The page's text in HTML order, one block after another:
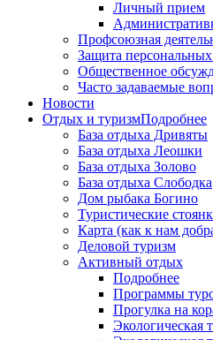
Личный прием
Профсоюзная
Защита
Общественное
Часто задаваемые
Новости
Отдых и туризмПодробнее
База отдыха Дривяты
База отдыха Леошки
База отдыха Золово
База отдыха Слободка
Дом рыбака Богино
Туристические
Карта (как к нам
Деловой туризм
Активный отдых
Подробнее
Программы
Прогулка на
Экологическая